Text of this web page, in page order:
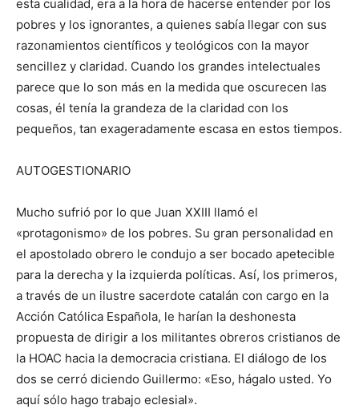
esta cualidad, era a la hora de hacerse entender por los
pobres y los ignorantes, a quienes sabía llegar con sus
razonamientos científicos y teológicos con la mayor
sencillez y claridad. Cuando los grandes intelectuales
parece que lo son más en la medida que oscurecen las
cosas, él tenía la grandeza de la claridad con los
pequeños, tan exageradamente escasa en estos tiempos.
AUTOGESTIONARIO
Mucho sufrió por lo que Juan XXIII llamó el
«protagonismo» de los pobres. Su gran personalidad en
el apostolado obrero le condujo a ser bocado apetecible
para la derecha y la izquierda políticas. Así, los primeros,
a través de un ilustre sacerdote catalán con cargo en la
Acción Católica Española, le harían la deshonesta
propuesta de dirigir a los militantes obreros cristianos de
la HOAC hacia la democracia cristiana. El diálogo de los
dos se cerró diciendo Guillermo: «Eso, hágalo usted. Yo
aquí sólo hago trabajo eclesial».